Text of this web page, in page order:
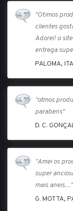
"Otimos
clientes
Adorei! o
entrega
PALOMA,
"otmos
parabens"
D. C.
"Amei os
super
mais aneis...."
G. MOTTA,